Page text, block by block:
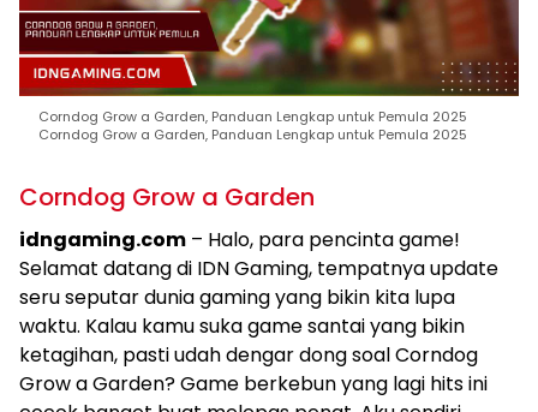
Corndog Grow a Garden, Panduan Lengkap untuk Pemula 2025
Corndog Grow a Garden, Panduan Lengkap untuk Pemula 2025
Corndog Grow a Garden
idngaming.com – Halo, para pencinta game!
Selamat datang di IDN Gaming, tempatnya update
seru seputar dunia gaming yang bikin kita lupa
waktu. Kalau kamu suka game santai yang bikin
ketagihan, pasti udah dengar dong soal Corndog
Grow a Garden? Game berkebun yang lagi hits ini